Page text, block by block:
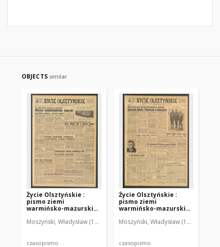
OBJECTS similar
Życie Olsztyńskie :
pismo ziemi
warmińsko-mazurskiej,
Moszyński, Władysław (1922-2001). Red. Mroczkowski, Włodzimierz
czasopismo
Życie Olsztyńskie :
pismo ziemi
warmińsko-mazurskiej,
Moszyński, Władysław (1922-2001).
czasopismo